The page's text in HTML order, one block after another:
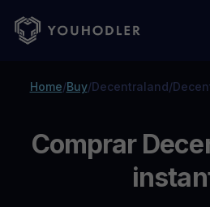
Home/Buy/Decentraland/
Comprar